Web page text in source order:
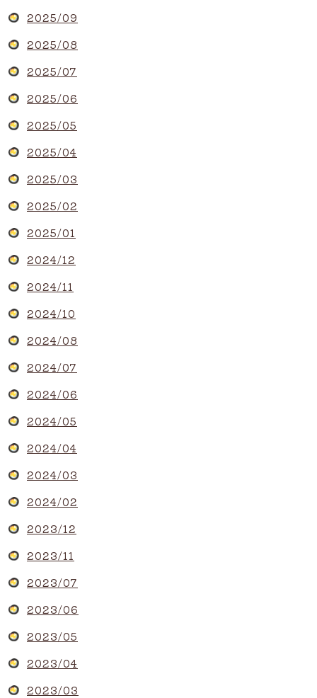
2025/09
2025/08
2025/07
2025/06
2025/05
2025/04
2025/03
2025/02
2025/01
2024/12
2024/11
2024/10
2024/08
2024/07
2024/06
2024/05
2024/04
2024/03
2024/02
2023/12
2023/11
2023/07
2023/06
2023/05
2023/04
2023/03